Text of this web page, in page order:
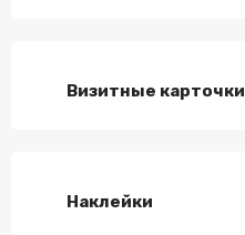
Визитные карточки
Наклейки